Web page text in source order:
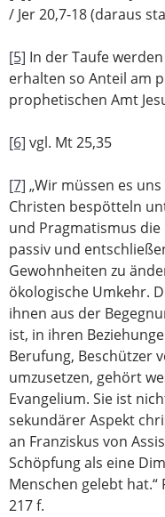
/ Jer 20,7-18 (daraus
[5] In der Taufe
erhalten so Anteil am
prophetischen Amt
[6] vgl. Mt 25,35
[7] „Wir müssen es
Christen bespötteln
und Pragmatismus
passiv und
Gewohnheiten zu
ökologische Umkehr.
ihnen aus der
ist, in ihren
Berufung, Beschützer
umzusetzen, gehört
Evangelium. Sie ist
sekundärer Aspekt
an Franziskus von
Schöpfung als eine
Menschen gelebt hat.“
217 f.